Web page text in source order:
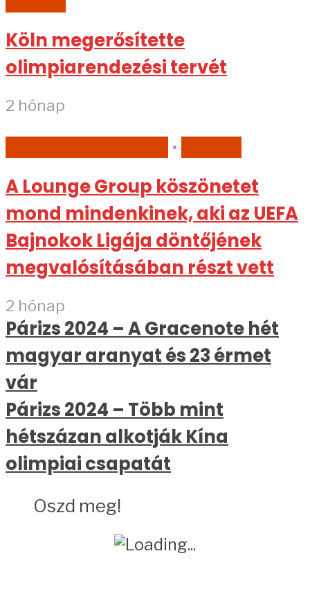
Köln megerősítette
olimpiarendezési tervét
2 hónap
•
A Lounge Group köszönetet
mond mindenkinek, aki az UEFA
Bajnokok Ligája döntőjének
megvalósításában részt vett
2 hónap
Párizs 2024 – A Gracenote hét
magyar aranyat és 23 érmet
vár
Párizs 2024 – Több mint
hétszázan alkotják Kína
olimpiai csapatát
Oszd meg!